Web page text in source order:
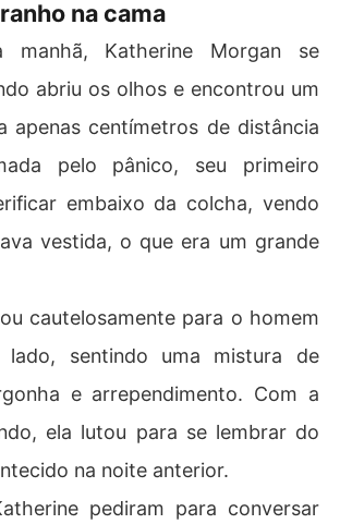
ao seu redor, o que a deixou c
Esteban disse: "Talvez a sorte e
o ganha-pão da família, não retrucou, l
ela.
Katherine para o choque que um
marido tinha outra identidade!
acreditar que estava casada com o h
mundo.
e sorriu. "A sorte está sempre do se
na cama
manhã, Katherine Morgan se
abriu os olhos e encontrou um
apenas centímetros de distância
pelo pânico, seu primeiro
embaixo da colcha, vendo
vestida, o que era um grande
cautelosamente para o homem
lado, sentindo uma mistura de
e arrependimento. Com a
ela lutou para se lembrar do
na noite anterior.
pediram para conversar